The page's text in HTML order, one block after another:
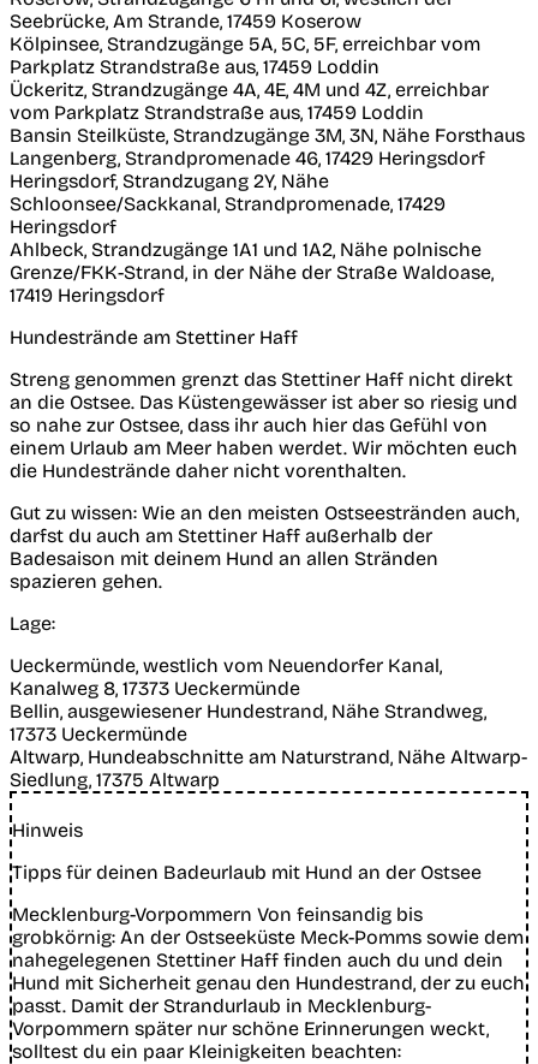
Seebrücke, Am Strande, 17459 Koserow
Kölpinsee, Strandzugänge 5A, 5C, 5F, erreichbar vom
Parkplatz Strandstraße aus, 17459 Loddin
Ückeritz, Strandzugänge 4A, 4E, 4M und 4Z, erreichbar
vom Parkplatz Strandstraße aus, 17459 Loddin
Bansin Steilküste, Strandzugänge 3M, 3N, Nähe Forsthaus
Langenberg, Strandpromenade 46, 17429 Heringsdorf
Heringsdorf, Strandzugang 2Y, Nähe
Schloonsee/Sackkanal, Strandpromenade, 17429
Heringsdorf
Ahlbeck, Strandzugänge 1A1 und 1A2, Nähe polnische
Grenze/FKK-Strand, in der Nähe der Straße Waldoase,
17419 Heringsdorf
Hundestrände am Stettiner Haff
Streng genommen grenzt das Stettiner Haff nicht direkt
an die Ostsee. Das Küstengewässer ist aber so riesig und
so nahe zur Ostsee, dass ihr auch hier das Gefühl von
einem Urlaub am Meer haben werdet. Wir möchten euch
die Hundestrände daher nicht vorenthalten.
Gut zu wissen: Wie an den meisten Ostseestränden auch,
darfst du auch am Stettiner Haff außerhalb der
Badesaison mit deinem Hund an allen Stränden
spazieren gehen.
Lage:
Ueckermünde, westlich vom Neuendorfer Kanal,
Kanalweg 8, 17373 Ueckermünde
Bellin, ausgewiesener Hundestrand, Nähe Strandweg,
17373 Ueckermünde
Altwarp, Hundeabschnitte am Naturstrand, Nähe Altwarp-
Siedlung, 17375 Altwarp
Hinweis
Tipps für deinen Badeurlaub mit Hund an der Ostsee
Mecklenburg-Vorpommern Von feinsandig bis
grobkörnig: An der Ostseeküste Meck-Pomms sowie dem
nahegelegenen Stettiner Haff finden auch du und dein
Hund mit Sicherheit genau den Hundestrand, der zu euch
passt. Damit der Strandurlaub in Mecklenburg-
Vorpommern später nur schöne Erinnerungen weckt,
solltest du ein paar Kleinigkeiten beachten: